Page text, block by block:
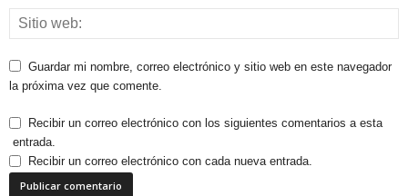
Guardar mi nombre, correo electrónico y sitio web en este navegador
la próxima vez que comente.
Recibir un correo electrónico con los siguientes comentarios a esta
entrada.
Recibir un correo electrónico con cada nueva entrada.